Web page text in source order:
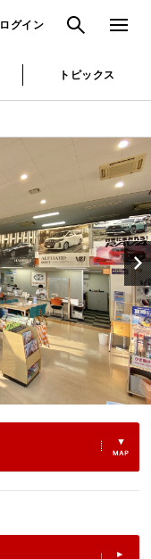
ログイン 検索 メニュ
トピックス